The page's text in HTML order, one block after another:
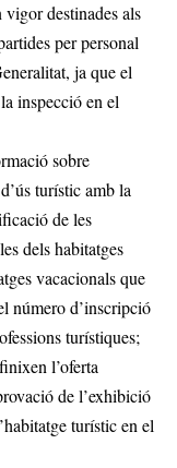
destinades als
per personal
ja que el
inspecció en el
sobre
turístic amb la
de les
dels habitatges
vacacionals que
número d’inscripció
turístiques;
l’oferta
de l’exhibició
turístic en el